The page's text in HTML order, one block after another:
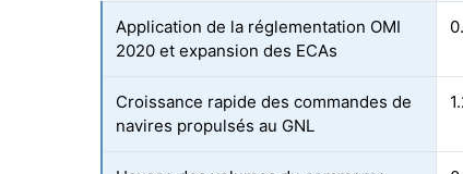
Application de la réglementation OMI
2020 et expansion des ECAs
Croissance rapide des commandes de
navires propulsés au GNL